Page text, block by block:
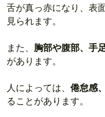
舌が真っ赤になり、表
見られます。
また、 胸部や腹部、手
があります。
人によっては、倦怠感
ることがあります。